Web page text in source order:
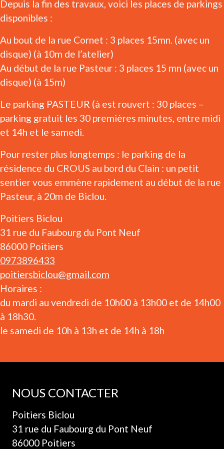
Depuis la fin des travaux, voici les places de parkings
disponibles :
Au bout de la rue Cornet : 3 places 15mn. (avec un
disque) (à 10m de l’atelier)
Au début de la rue Pasteur : 3 places 15 mn (avec un
disque) (à 15m)
Le parking PASTEUR (à est rouvert : 30 places –
parking gratuit les 30 premières minutes, entre midi
et 14h et le samedi.
Pour rester plus longtemps : le parking de la
résidence du CROUS au bord du Clain : un petit
sentier vous emmène rapidement au début de la rue
Pasteur, à 20m de Biclou.
Poitiers Biclou
31 rue du Faubourg du Pont Neuf
86000 Poitiers
0973896433
poitiersbiclou@gmail.com
Horaires :
du mardi au vendredi de 10h00 à 13h00 et de 14h00
à 18h30.
le samedi de 10h à 13h et de 14h à 18h
NOUS CONTACTER
Poitiers Biclou
31 rue du Faubourg du Pont Neuf
86000 Poitiers